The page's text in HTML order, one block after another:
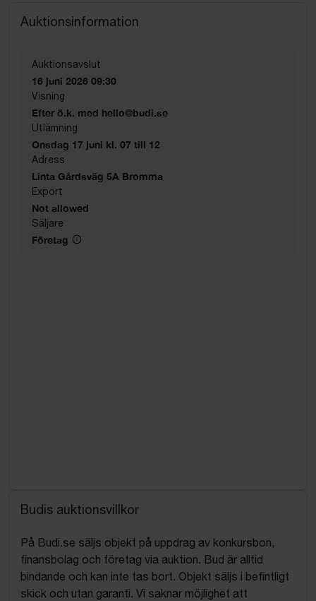
Auktionsinformation
Auktionsavslut
16 juni 2026 09:30
Visning
Efter ö.k. med hello@budi.se
Utlämning
Onsdag 17 juni kl. 07 till 12
Adress
Linta Gårdsväg 5A Bromma
Export
Not allowed
Säljare
Företag
Budis auktionsvillkor
På Budi.se säljs objekt på uppdrag av konkursbon,
finansbolag och företag via auktion. Bud är alltid
bindande och kan inte tas bort. Objekt säljs i befintligt
skick och utan garanti. Vi saknar möjlighet att